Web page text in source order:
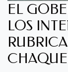
EL
LOS